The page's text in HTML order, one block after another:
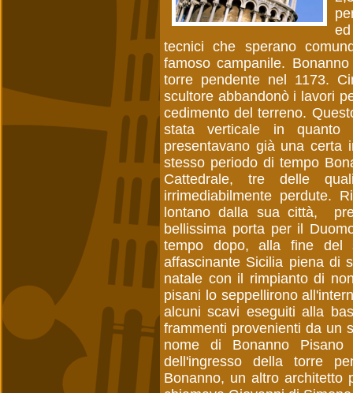
tecnici che sperano
famoso campanile.
torre pendente nel 1173.
scultore abbandonò i lavori
cedimento del terreno.
stata verticale in
presentavano già una certa
stesso periodo di tempo
Cattedrale, tre delle
irrimediabilmente perdute.
lontano dalla sua città,
bellissima porta per il
tempo dopo, alla fine del
affascinante Sicilia piena di
natale con il rimpianto di
pisani lo seppellirono
alcuni scavi eseguiti alla
frammenti provenienti da un
nome di Bonanno
dell'ingresso della torre
Bonanno, un altro